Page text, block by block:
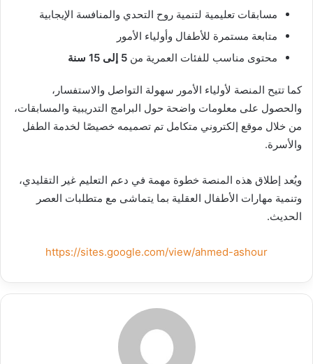
مسابقات تعليمية لتنمية روح التحدي والمنافسة الإيجابية
متابعة مستمرة للأطفال وأولياء الأمور
محتوى مناسب للفئات العمرية من 5 إلى 15 سنة
كما تتيح المنصة لأولياء الأمور سهولة التواصل والاستفسار،
والحصول على معلومات واضحة حول البرامج التدريبية والمسابقات،
من خلال موقع إلكتروني متكامل تم تصميمه خصيصًا لخدمة الطفل
والأسرة.
ويُعد إطلاق هذه المنصة خطوة مهمة في دعم التعليم غير التقليدي،
وتنمية مهارات الأطفال العقلية بما يتماشى مع متطلبات العصر
الحديث.
https://sites.google.com/view/ahmed-ashour